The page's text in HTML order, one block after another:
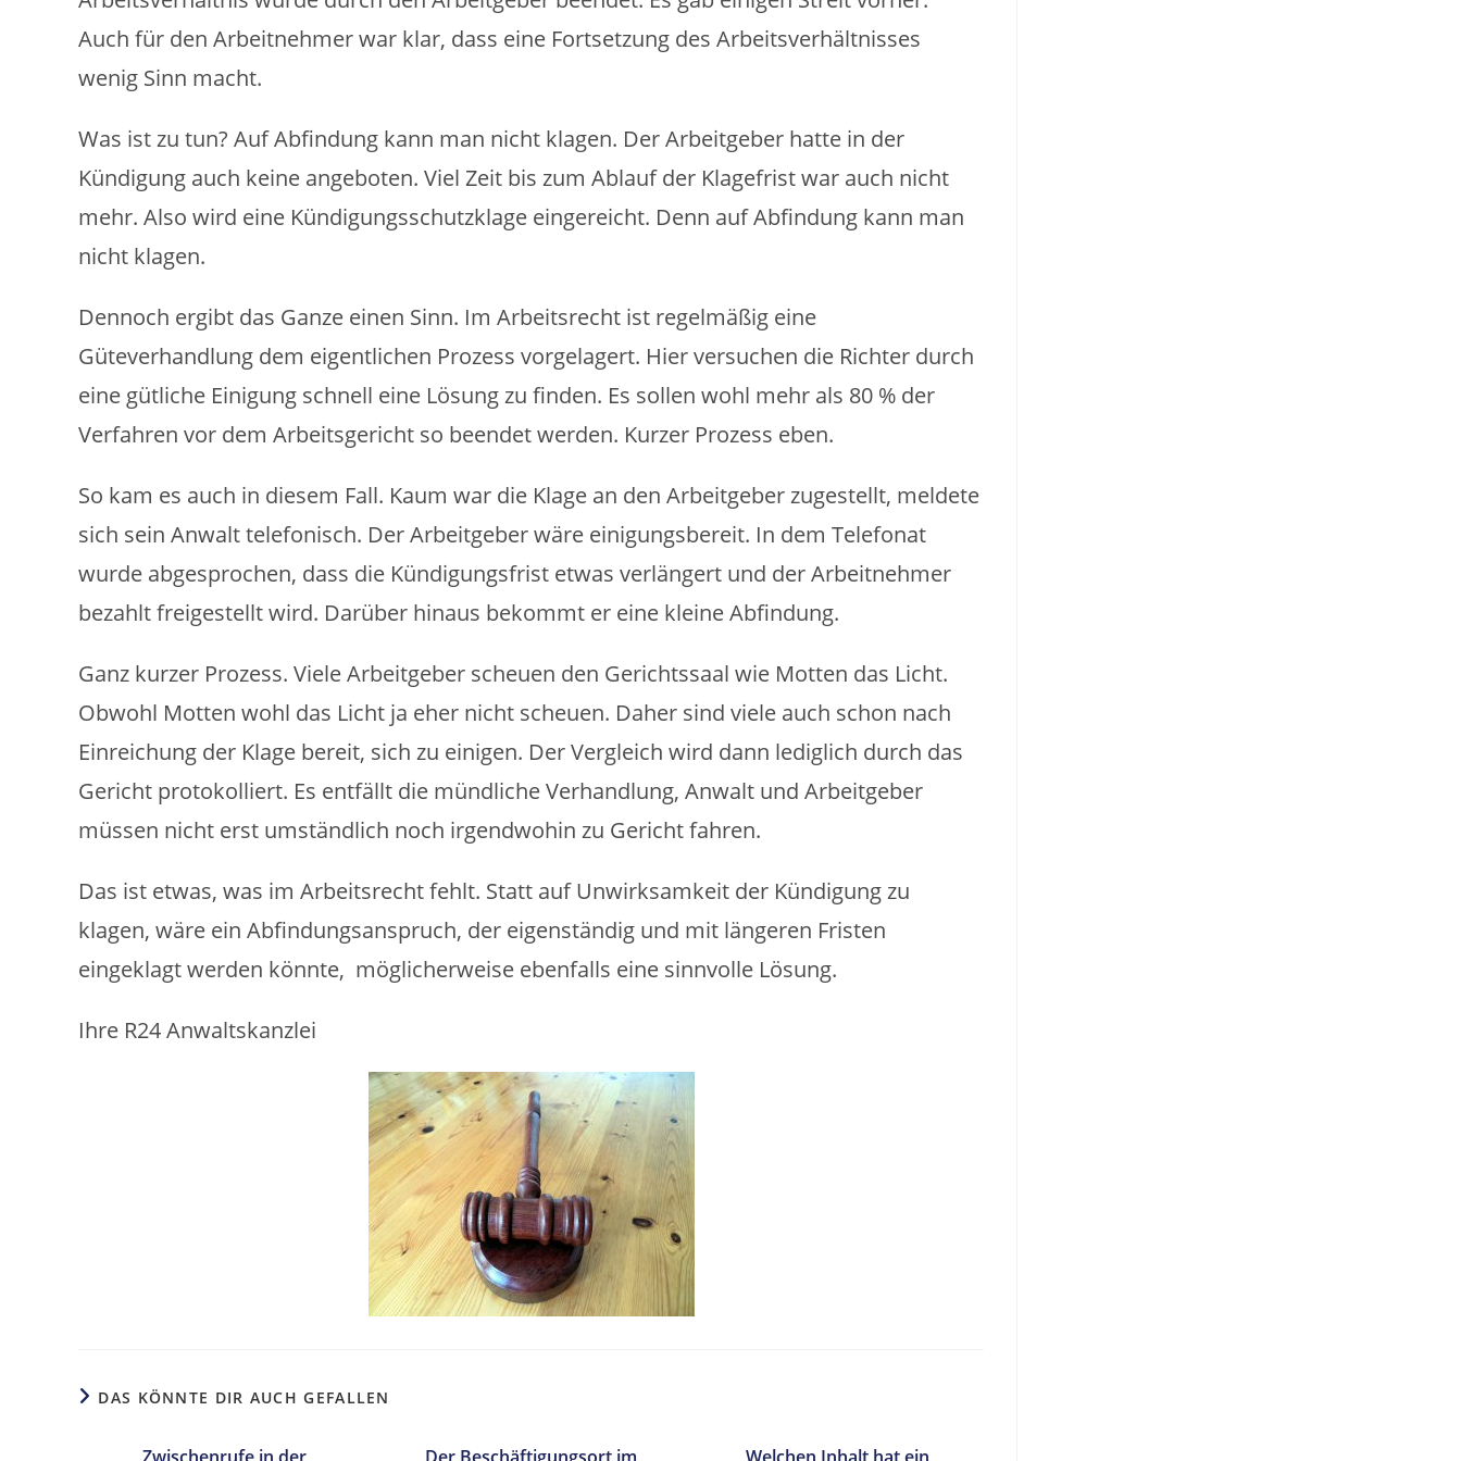
Auch für den Arbeitnehmer war klar, dass eine Fortsetzung des Arbeitsverhältnisses
wenig Sinn macht.
Was ist zu tun? Auf Abfindung kann man nicht klagen. Der Arbeitgeber hatte in der
Kündigung auch keine angeboten. Viel Zeit bis zum Ablauf der Klagefrist war auch nicht
mehr. Also wird eine Kündigungsschutzklage eingereicht. Denn auf Abfindung kann man
nicht klagen.
Dennoch ergibt das Ganze einen Sinn. Im Arbeitsrecht ist regelmäßig eine
Güteverhandlung dem eigentlichen Prozess vorgelagert. Hier versuchen die Richter durch
eine gütliche Einigung schnell eine Lösung zu finden. Es sollen wohl mehr als 80 % der
Verfahren vor dem Arbeitsgericht so beendet werden. Kurzer Prozess eben.
So kam es auch in diesem Fall. Kaum war die Klage an den Arbeitgeber zugestellt, meldete
sich sein Anwalt telefonisch. Der Arbeitgeber wäre einigungsbereit. In dem Telefonat
wurde abgesprochen, dass die Kündigungsfrist etwas verlängert und der Arbeitnehmer
bezahlt freigestellt wird. Darüber hinaus bekommt er eine kleine Abfindung.
Ganz kurzer Prozess. Viele Arbeitgeber scheuen den Gerichtssaal wie Motten das Licht.
Obwohl Motten wohl das Licht ja eher nicht scheuen. Daher sind viele auch schon nach
Einreichung der Klage bereit, sich zu einigen. Der Vergleich wird dann lediglich durch das
Gericht protokolliert. Es entfällt die mündliche Verhandlung, Anwalt und Arbeitgeber
müssen nicht erst umständlich noch irgendwohin zu Gericht fahren.
Das ist etwas, was im Arbeitsrecht fehlt. Statt auf Unwirksamkeit der Kündigung zu
klagen, wäre ein Abfindungsanspruch, der eigenständig und mit längeren Fristen
eingeklagt werden könnte, möglicherweise ebenfalls eine sinnvolle Lösung.
Ihre R24 Anwaltskanzlei
DAS KÖNNTE DIR AUCH GEFALLEN